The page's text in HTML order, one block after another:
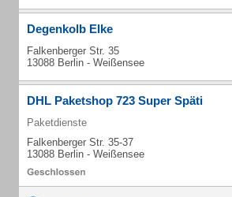
Degenkolb Elke
Falkenberger Str. 35
13088 Berlin - Weißensee
DHL Paketshop 723 Super Späti
Paketdienste
Falkenberger Str. 35-37
13088 Berlin - Weißensee